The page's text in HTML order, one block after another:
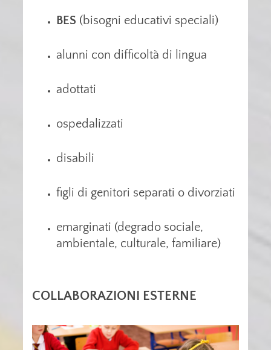
BES (bisogni educativi speciali)
alunni con difficoltà di lingua
adottati
ospedalizzati
disabili
figli di genitori separati o divorziati
emarginati (degrado sociale,
ambientale, culturale, familiare)
COLLABORAZIONI ESTERNE